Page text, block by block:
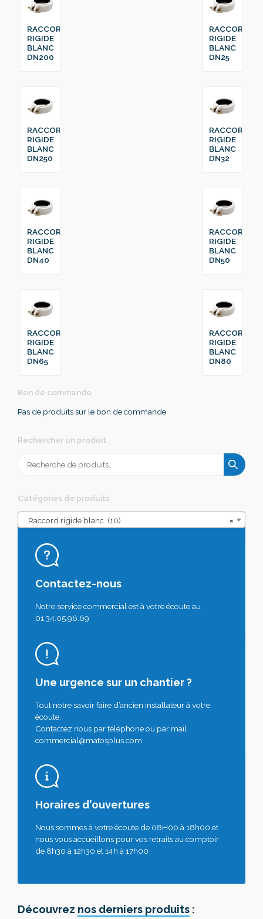
RACCORD
RIGIDE
BLANC
DN200
RACCORD
RIGIDE
BLANC
DN25
RACCORD
RIGIDE
BLANC
DN250
RACCORD
RIGIDE
BLANC
DN32
RACCORD
RIGIDE
BLANC
DN40
RACCORD
RIGIDE
BLANC
DN50
RACCORD
RIGIDE
BLANC
DN65
RACCORD
RIGIDE
BLANC
DN80
Bon de commande
Pas de produits sur le bon de commande
Rechercher un produit
pour :
Catégories de produits
×
Raccord rigide blanc (10)
Contactez-nous
Notre service commercial est à votre écoute au
01.34.05.96.69
Une urgence sur un chantier ?
Tout notre savoir faire d’ancien installateur à votre
écoute.
Contactez nous par téléphone ou par mail
commercial@matosplus.com
Horaires d'ouvertures
Nous sommes à votre écoute de 08H00 à 18h00 et
nous vous accueillons pour vos retraits au comptoir
de 8h30 à 12h30 et 14h à 17h00
Découvrez nos derniers produits :